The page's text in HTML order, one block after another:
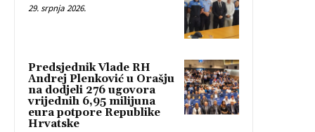
29. srpnja 2026.
Predsjednik Vlade RH
Andrej Plenković u Orašju
na dodjeli 276 ugovora
vrijednih 6,95 milijuna
eura potpore Republike
Hrvatske